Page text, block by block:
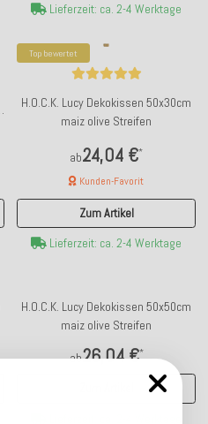
Lieferzeit: ca. 2-4 Werktage
Top bewertet
H.O.C.K. Lucy Dekokissen 50x30cm
maiz olive Streifen
ab24,04 €*
Kunden-Favorit
Zum Artikel
Lieferzeit: ca. 2-4 Werktage
H.O.C.K. Lucy Dekokissen 50x50cm
maiz olive Streifen
ab26,04 €*